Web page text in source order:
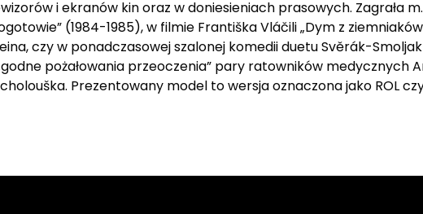
i ekranów kin oraz w doniesieniach prasowych. Zagrała
(1984-1985), w filmie Františka Vláčili „Dym z
czy w ponadczasowej szalonej komedii duetu Svěrák-
pożałowania przeoczenia” pary ratowników medycznych
Prezentowany model to wersja oznaczona jako ROL